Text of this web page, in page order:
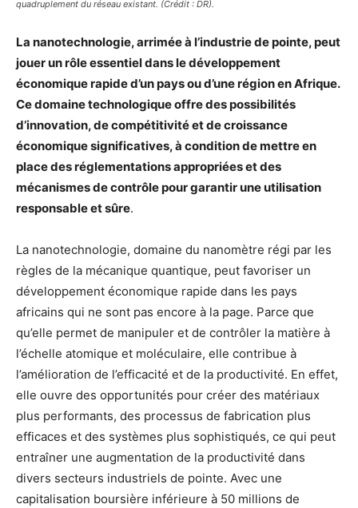
quadruplement du réseau existant. (Crédit : DR).
La nanotechnologie, arrimée à l’industrie de pointe, peut
jouer un rôle essentiel dans le développement
économique rapide d’un pays ou d’une région en Afrique.
Ce domaine technologique offre des possibilités
d’innovation, de compétitivité et de croissance
économique significatives, à condition de mettre en
place des réglementations appropriées et des
mécanismes de contrôle pour garantir une utilisation
responsable et sûre.
La nanotechnologie, domaine du nanomètre régi par les
règles de la mécanique quantique, peut favoriser un
développement économique rapide dans les pays
africains qui ne sont pas encore à la page. Parce que
qu’elle permet de manipuler et de contrôler la matière à
l’échelle atomique et moléculaire, elle contribue à
l’amélioration de l’efficacité et de la productivité. En effet,
elle ouvre des opportunités pour créer des matériaux
plus performants, des processus de fabrication plus
efficaces et des systèmes plus sophistiqués, ce qui peut
entraîner une augmentation de la productivité dans
divers secteurs industriels de pointe. Avec une
capitalisation boursière inférieure à 50 millions de